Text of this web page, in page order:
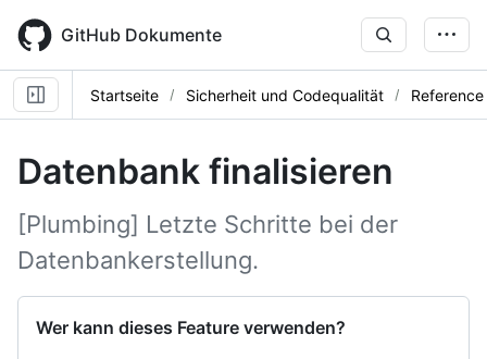
main
content
GitHub Dokumente
Startseite Sicherheit und Codequalität Reference
Datenbank finalisieren
[Plumbing] Letzte Schritte bei der
Datenbankerstellung.
Wer kann dieses Feature verwenden?